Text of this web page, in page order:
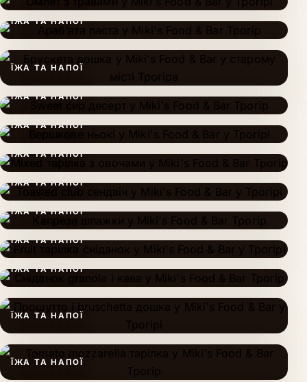
ЇЖА ТА НАПОЇ
ЇЖА ТА НАПОЇ
ЇЖА ТА НАПОЇ
ЇЖА ТА НАПОЇ
ЇЖА ТА НАПОЇ
ЇЖА ТА НАПОЇ
ЇЖА ТА НАПОЇ
ЇЖА ТА НАПОЇ
ЇЖА ТА НАПОЇ
ЇЖА ТА НАПОЇ
ЇЖА ТА НАПОЇ